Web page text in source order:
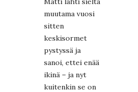
muutama vuosi
sitten
keskisormet
pystyssä ja
sanoi, ettei enää
ikinä – ja nyt
kuitenkin se on